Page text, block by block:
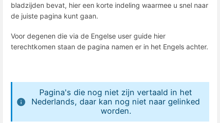
bladzijden bevat, hier een korte indeling waarmee u snel naar
de juiste pagina kunt gaan.
Voor degenen die via de Engelse user guide hier
terechtkomen staan de pagina namen er in het Engels achter.
Pagina's die nog niet zijn vertaald in het
Nederlands, daar kan nog niet naar gelinked
worden.